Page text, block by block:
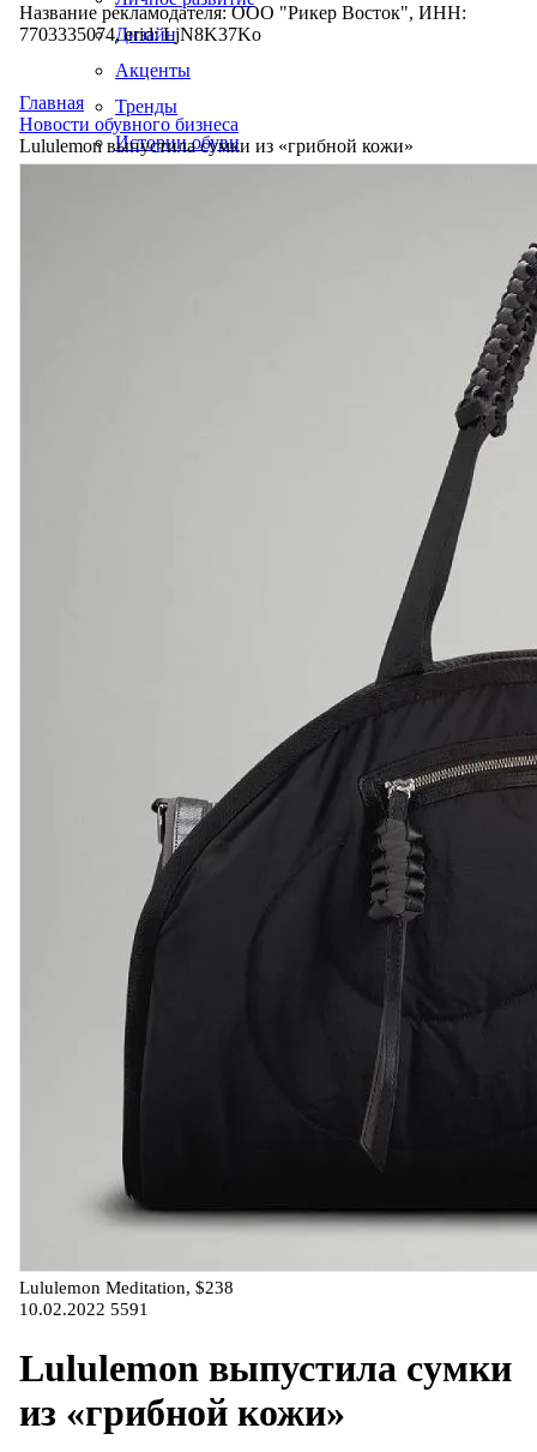
Дизайн
Акценты
Тренды
Истории обуви
Название рекламодателя: ООО "Рикер Восток", ИНН:
7703335074, erid: LjN8K37Ko
Главная
Новости обувного бизнеса
Lululemon выпустила сумки из «грибной кожи»
Lululemon Meditation, $238
10.02.2022 5591
Lululemon выпустила сумки
из «грибной кожи»